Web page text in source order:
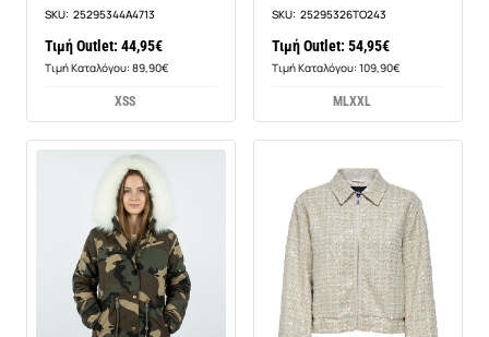
SKU: 25295344A4713
Τιμή Outlet: 44,95€
Τιμή Καταλόγου: 89,90€
XSS
SKU: 25295326TO243
Τιμή Outlet: 54,95€
Τιμή Καταλόγου: 109,90€
MLXXL